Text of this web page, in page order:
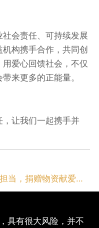
会责任、可持续发展
构携手合作，共同创
爱心回馈社会，不仅
来更多的正能量。
让我们一起携手并
，捐赠物资献爱心！
具有很大风险，并不